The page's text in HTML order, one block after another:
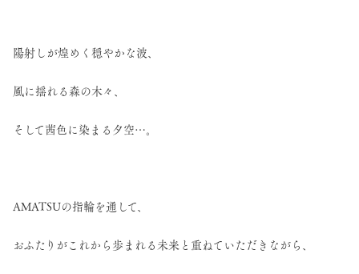
陽射しが煌めく穏やかな波、
風に揺れる森の木々、
そして茜色に染まる夕空…。
AMATSUの指輪を通して、
おふたりがこれから歩まれる未来と重ねていただきながら、